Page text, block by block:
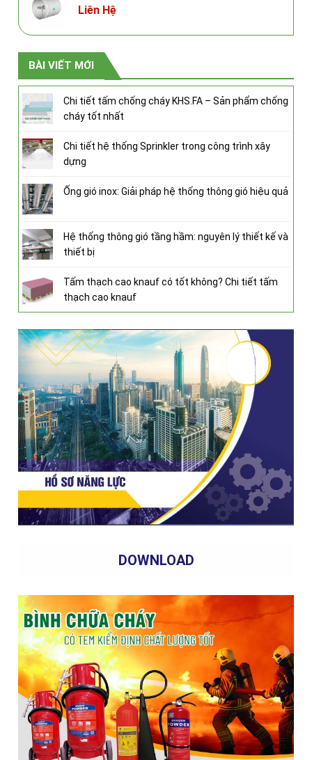
Liên Hệ
BÀI VIẾT MỚI
Chi tiết tấm chống cháy KHS.FA – Sản phẩm chống
cháy tốt nhất
Chi tiết hệ thống Sprinkler trong công trình xây
dựng
Ống gió inox: Giải pháp hệ thống thông gió hiệu quả
Hệ thống thông gió tầng hầm: nguyên lý thiết kế và
thiết bị
Tấm thạch cao knauf có tốt không? Chi tiết tấm
thạch cao knauf
DOWNLOAD